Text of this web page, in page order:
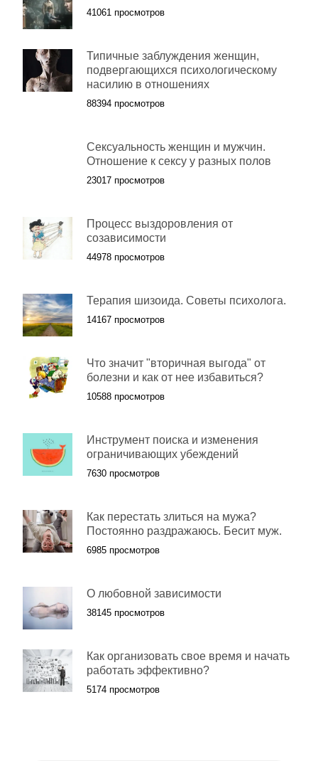
41061 просмотров
Типичные заблуждения женщин,
подвергающихся психологическому
насилию в отношениях
88394 просмотров
Сексуальность женщин и мужчин.
Отношение к сексу у разных полов
23017 просмотров
Процесс выздоровления от
созависимости
44978 просмотров
Терапия шизоида. Советы психолога.
14167 просмотров
Что значит "вторичная выгода" от
болезни и как от нее избавиться?
10588 просмотров
Инструмент поиска и изменения
ограничивающих убеждений
7630 просмотров
Как перестать злиться на мужа?
Постоянно раздражаюсь. Бесит муж.
6985 просмотров
О любовной зависимости
38145 просмотров
Как организовать свое время и начать
работать эффективно?
5174 просмотров